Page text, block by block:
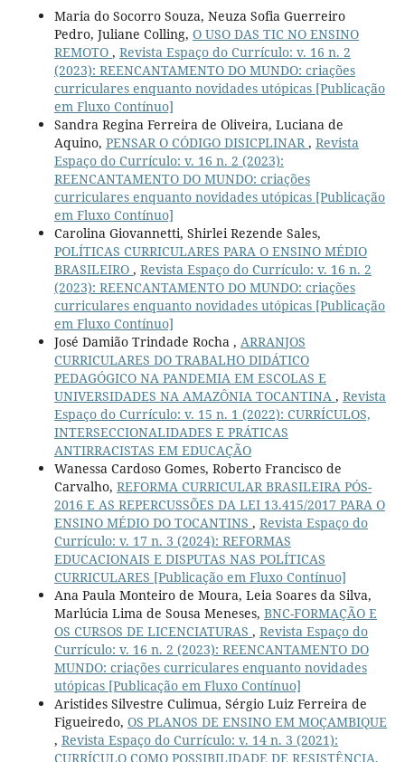
Maria do Socorro Souza, Neuza Sofia Guerreiro
Pedro, Juliane Colling, O USO DAS TIC NO ENSINO
REMOTO , Revista Espaço do Currículo: v. 16 n. 2
(2023): REENCANTAMENTO DO MUNDO: criações
curriculares enquanto novidades utópicas [Publicação
em Fluxo Contínuo]
Sandra Regina Ferreira de Oliveira, Luciana de
Aquino, PENSAR O CÓDIGO DISICPLINAR, Revista
Espaço do Currículo: v. 16 n. 2 (2023):
REENCANTAMENTO DO MUNDO: criações
curriculares enquanto novidades utópicas [Publicação
em Fluxo Contínuo]
Carolina Giovannetti, Shirlei Rezende Sales,
POLÍTICAS CURRICULARES PARA O ENSINO MÉDIO
BRASILEIRO , Revista Espaço do Currículo: v. 16 n. 2
(2023): REENCANTAMENTO DO MUNDO: criações
curriculares enquanto novidades utópicas [Publicação
em Fluxo Contínuo]
José Damião Trindade Rocha , ARRANJOS
CURRICULARES DO TRABALHO DIDÁTICO
PEDAGÓGICO NA PANDEMIA EM ESCOLAS E
UNIVERSIDADES NA AMAZÔNIA TOCANTINA , Revista
Espaço do Currículo: v. 15 n. 1 (2022): CURRÍCULOS,
INTERSECCIONALIDADES E PRÁTICAS
ANTIRRACISTAS EM EDUCAÇÃO
Wanessa Cardoso Gomes, Roberto Francisco de
Carvalho, REFORMA CURRICULAR BRASILEIRA PÓS-
2016 E AS REPERCUSSÕES DA LEI 13.415/2017 PARA O
ENSINO MÉDIO DO TOCANTINS , Revista Espaço do
Currículo: v. 17 n. 3 (2024): REFORMAS
EDUCACIONAIS E DISPUTAS NAS POLÍTICAS
CURRICULARES [Publicação em Fluxo Contínuo]
Ana Paula Monteiro de Moura, Leia Soares da Silva,
Marlúcia Lima de Sousa Meneses, BNC-FORMAÇÃO E
OS CURSOS DE LICENCIATURAS , Revista Espaço do
Currículo: v. 16 n. 2 (2023): REENCANTAMENTO DO
MUNDO: criações curriculares enquanto novidades
utópicas [Publicação em Fluxo Contínuo]
Aristides Silvestre Culimua, Sérgio Luiz Ferreira de
Figueiredo, OS PLANOS DE ENSINO EM MOÇAMBIQUE
, Revista Espaço do Currículo: v. 14 n. 3 (2021):
CURRÍCULO COMO POSSIBILIDADE DE RESISTÊNCIA,